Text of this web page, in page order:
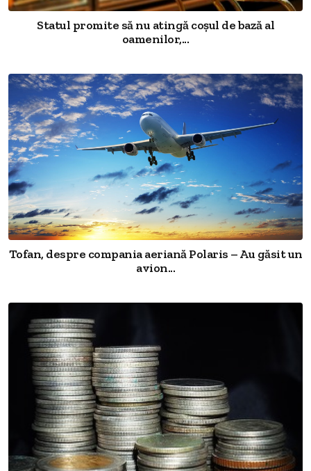
Statul promite să nu atingă coșul de bază al
oamenilor,...
Tofan, despre compania aeriană Polaris – Au găsit un
avion...